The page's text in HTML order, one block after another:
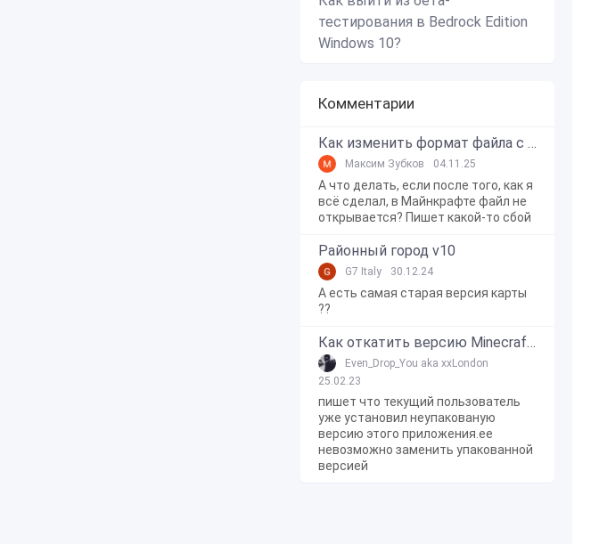
тестирования в Bedrock Edition
Windows 10?
Комментарии
Как изменить формат файла с zip в mcworld?
Максим Зубков 04.11.25
А что делать, если после того, как я
всё сделал, в Майнкрафте файл не
открывается? Пишет какой-то сбой
Районный город v10
G7 Italy 30.12.24
А есть самая старая версия карты
??
Как откатить версию Minecraft Bedrock Edition на Windows 10?
Even_Drop_You aka xxLondon
25.02.23
пишет что текущий пользователь
уже установил неупакованую
версию этого приложения.ее
невозможно заменить упакованной
версией